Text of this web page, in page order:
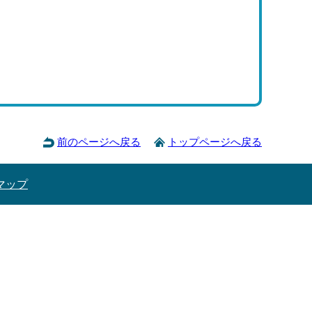
前のページへ戻る トップページへ戻る
ップ